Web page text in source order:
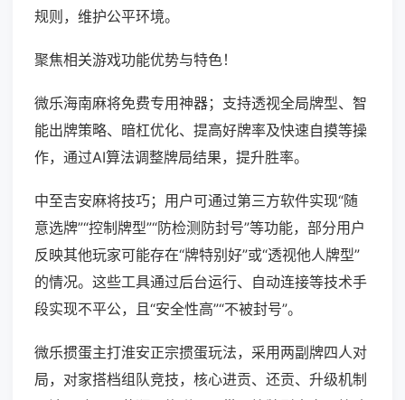
规则，维护公平环境。
聚焦相关游戏功能优势与特色！
微乐海南麻将免费专用神器；支持透视全局牌型、智
能出牌策略、暗杠优化、提高好牌率及快速自摸等操
作，通过AI算法调整牌局结果，提升胜率。
中至吉安麻将技巧；用户可通过第三方软件实现“随
意选牌”“控制牌型”“防检测防封号”等功能，部分用户
反映其他玩家可能存在“牌特别好”或“透视他人牌型”
的情况。这些工具通过后台运行、自动连接等技术手
段实现不平公，且“安全性高”“不被封号”。
微乐掼蛋主打淮安正宗掼蛋玩法，采用两副牌四人对
局，对家搭档组队竞技，核心进贡、还贡、升级机制